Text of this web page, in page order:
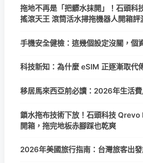
拖地不再是「把髒水抹開」！石頭
搖滾天王 滾筒活水掃拖機器人開箱評
手機安全健檢：這幾個設定沒關，個
科技新知：為什麼 eSIM 正逐漸取代
移居馬來西亞前必讀：2026年生活
鎖水拖布技術下放！石頭科技
開箱，拖完地板赤腳踩也乾爽
2026年美國旅行指南：台灣旅客出